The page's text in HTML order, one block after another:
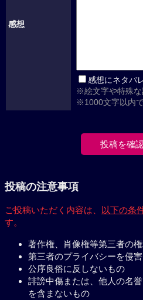
感想
感想にネタバ
※絵文字や特殊な
※1000文字以内
投稿の注意事項
ご投稿いただく内容は、 以下の条
す。
著作権、肖像権等第三者の
第三者のプライバシーを侵
公序良俗に反しないもの
誹謗中傷または、他人の名
を含まないもの